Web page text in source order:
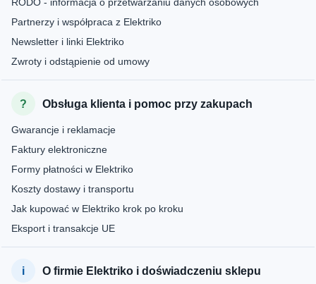
RODO - informacja o przetwarzaniu danych osobowych
Partnerzy i współpraca z Elektriko
Newsletter i linki Elektriko
Zwroty i odstąpienie od umowy
Obsługa klienta i pomoc przy zakupach
Gwarancje i reklamacje
Faktury elektroniczne
Formy płatności w Elektriko
Koszty dostawy i transportu
Jak kupować w Elektriko krok po kroku
Eksport i transakcje UE
O firmie Elektriko i doświadczeniu sklepu